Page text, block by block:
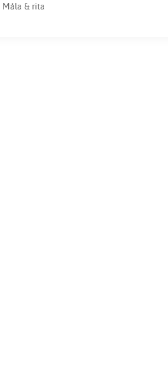
Måla & rita